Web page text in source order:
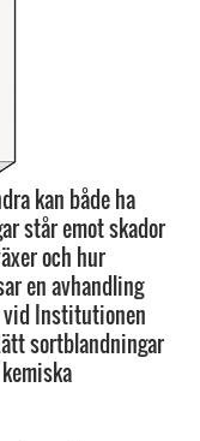
kan både ha
står emot skador
och hur
en avhandling
vid Institutionen
sortblandningar